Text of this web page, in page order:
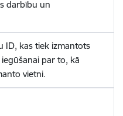
darbību un
ID, kas tiek izmantots
par to, kā
vietni.